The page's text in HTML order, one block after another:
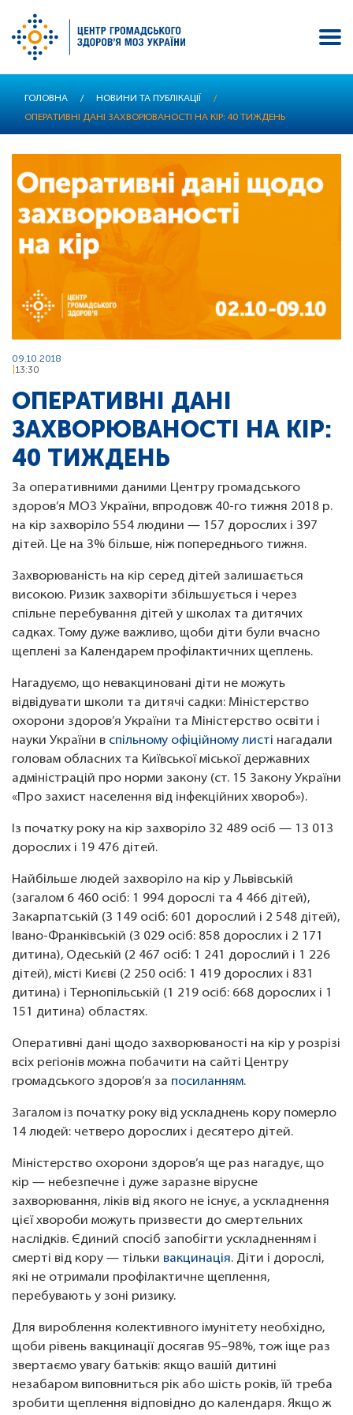
основного
ГОЛОВНА / НОВИНИ ТА ПУБЛІКАЦІЇ
/
ОПЕРАТИВНІ ДАНІ ЗАХВОРЮВАНОСТІ НА КІР: 40 ТИЖДЕНЬ
09.10.2018
13:30
ОПЕРАТИВНІ ДАНІ
ЗАХВОРЮВАНОСТІ НА КІР:
40 ТИЖДЕНЬ
За оперативними даними Центру громадського
здоров’я МОЗ України, впродовж 40-го тижня 2018 р.
на кір захворіло 554 людини — 157 дорослих і 397
дітей. Це на 3% більше, ніж попереднього тижня.
Захворюваність на кір серед дітей залишається
високою. Ризик захворіти збільшується і через
спільне перебування дітей у школах та дитячих
садках. Тому дуже важливо, щоби діти були вчасно
щеплені за Календарем профілактичних щеплень.
Нагадуємо, що невакциновані діти не можуть
відвідувати школи та дитячі садки: Міністерство
охорони здоров’я України та Міністерство освіти і
науки України в спільному офіційному листі нагадали
головам обласних та Київської міської державних
адміністрацій про норми закону (ст. 15 Закону України
«Про захист населення від інфекційних хвороб»).
Із початку року на кір захворіло 32 489 осіб — 13 013
дорослих і 19 476 дітей.
Найбільше людей захворіло на кір у Львівській
(загалом 6 460 осіб: 1 994 дорослі та 4 466 дітей),
Закарпатській (3 149 осіб: 601 дорослий і 2 548 дітей),
Івано-Франківській (3 029 осіб: 858 дорослих і 2 171
дитина), Одеській (2 467 осіб: 1 241 дорослий і 1 226
дітей), місті Києві (2 250 осіб: 1 419 дорослих і 831
дитина) і Тернопільській (1 219 осіб: 668 дорослих і 1
151 дитина) областях.
Оперативні дані щодо захворюваності на кір у розрізі
всіх регіонів можна побачити на сайті Центру
громадського здоров’я за посиланням.
Загалом із початку року від ускладнень кору померло
14 людей: четверо дорослих і десятеро дітей.
Міністерство охорони здоров’я ще раз нагадує, що
кір — небезпечне і дуже заразне вірусне
захворювання, ліків від якого не існує, а ускладнення
цієї хвороби можуть призвести до смертельних
наслідків. Єдиний спосіб запобігти ускладненням і
смерті від кору — тільки вакцинація. Діти і дорослі,
які не отримали профілактичне щеплення,
перебувають у зоні ризику.
Для вироблення колективного імунітету необхідно,
щоби рівень вакцинації досягав 95–98%, тож іще раз
звертаємо увагу батьків: якщо вашій дитині
незабаром виповниться рік або шість років, їй треба
зробити щеплення відповідно до календаря. Якщо ж